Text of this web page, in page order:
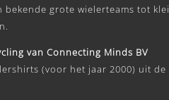
grote wielerteams tot
van Connecting Minds BV
(voor het jaar 2000) uit de